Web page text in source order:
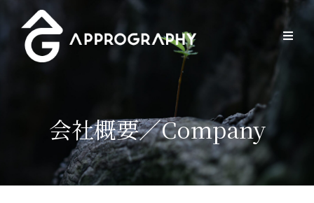
会社概要／Company